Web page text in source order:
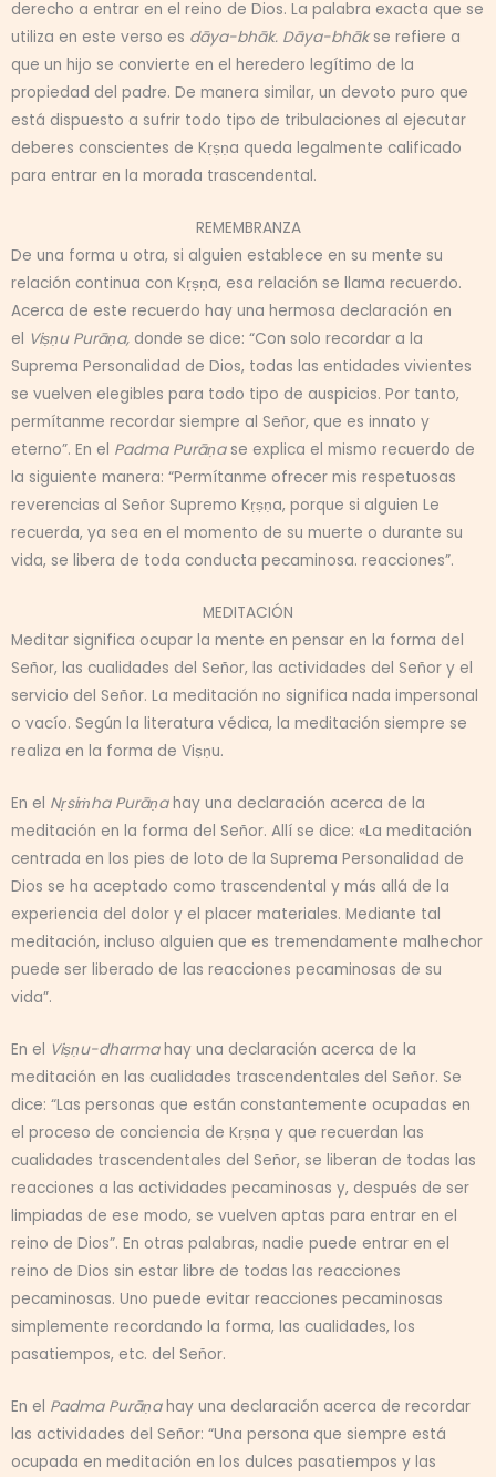
derecho a entrar en el reino de Dios. La palabra exacta que se
utiliza en este verso es dāya-bhāk. Dāya-bhākse refiere a
que un hijo se convierte en el heredero legítimo de la
propiedad del padre. De manera similar, un devoto puro que
está dispuesto a sufrir todo tipo de tribulaciones al ejecutar
deberes conscientes de Kṛṣṇa queda legalmente calificado
para entrar en la morada trascendental.
REMEMBRANZA
De una forma u otra, si alguien establece en su mente su
relación continua con Kṛṣṇa, esa relación se llama recuerdo.
Acerca de este recuerdo hay una hermosa declaración en
el Viṣṇu Purāṇa, donde se dice: “Con solo recordar a la
Suprema Personalidad de Dios, todas las entidades vivientes
se vuelven elegibles para todo tipo de auspicios. Por tanto,
permítanme recordar siempre al Señor, que es innato y
eterno”. En el Padma Purāṇase explica el mismo recuerdo de
la siguiente manera: “Permítanme ofrecer mis respetuosas
reverencias al Señor Supremo Kṛṣṇa, porque si alguien Le
recuerda, ya sea en el momento de su muerte o durante su
vida, se libera de toda conducta pecaminosa. reacciones”.
MEDITACIÓN
Meditar significa ocupar la mente en pensar en la forma del
Señor, las cualidades del Señor, las actividades del Señor y el
servicio del Señor. La meditación no significa nada impersonal
o vacío. Según la literatura védica, la meditación siempre se
realiza en la forma de Viṣṇu.
En el Nṛsiṁha Purāṇahay una declaración acerca de la
meditación en la forma del Señor. Allí se dice: «La meditación
centrada en los pies de loto de la Suprema Personalidad de
Dios se ha aceptado como trascendental y más allá de la
experiencia del dolor y el placer materiales. Mediante tal
meditación, incluso alguien que es tremendamente malhechor
puede ser liberado de las reacciones pecaminosas de su
vida”.
En el Viṣṇu-dharmahay una declaración acerca de la
meditación en las cualidades trascendentales del Señor. Se
dice: “Las personas que están constantemente ocupadas en
el proceso de conciencia de Kṛṣṇa y que recuerdan las
cualidades trascendentales del Señor, se liberan de todas las
reacciones a las actividades pecaminosas y, después de ser
limpiadas de ese modo, se vuelven aptas para entrar en el
reino de Dios”. En otras palabras, nadie puede entrar en el
reino de Dios sin estar libre de todas las reacciones
pecaminosas. Uno puede evitar reacciones pecaminosas
simplemente recordando la forma, las cualidades, los
pasatiempos, etc. del Señor.
En el Padma Purāṇahay una declaración acerca de recordar
las actividades del Señor: “Una persona que siempre está
ocupada en meditación en los dulces pasatiempos y las